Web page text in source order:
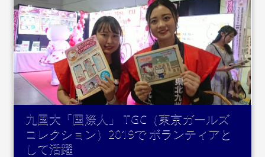
...続きを読む
九国大「国際人」 TGC（東京ガールズ
コレクション）2019で ボランティアと
して活躍